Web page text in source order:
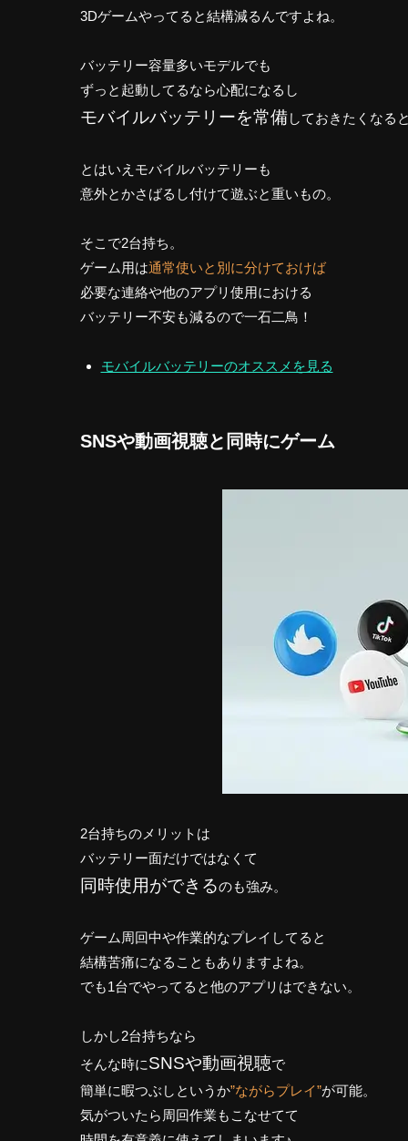
3Dゲームやってると結構減るんですよね。
バッテリー容量多いモデルでも
ずっと起動してるなら心配になるし
モバイルバッテリーを常備しておきたくなる
とはいえモバイルバッテリーも
意外とかさばるし付けて遊ぶと重いもの。
そこで2台持ち。
ゲーム用は通常使いと別に分けておけば
必要な連絡や他のアプリ使用における
バッテリー不安も減るので一石二鳥！
モバイルバッテリーのオススメを見る
SNSや動画視聴と同時にゲーム
2台持ちのメリットは
バッテリー面だけではなくて
同時使用ができるのも強み。
ゲーム周回中や作業的なプレイしてると
結構苦痛になることもありますよね。
でも1台でやってると他のアプリはできない。
しかし2台持ちなら
そんな時にSNSや動画視聴で
簡単に暇つぶしというか”ながらプレイ”が可能。
気がついたら周回作業もこなせてて